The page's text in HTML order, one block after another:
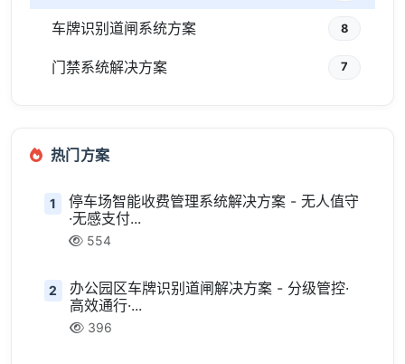
车牌识别道闸系统方案 8
门禁系统解决方案 7
热门方案
1
停车场智能收费管理系统解决方案 - 无人值守
·无感支付...
554
2
办公园区车牌识别道闸解决方案 - 分级管控·
高效通行·...
396